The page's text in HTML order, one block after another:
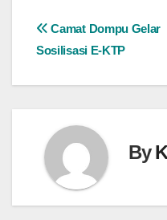
Navigasi
Camat Dompu Gelar
Sosilisasi E-KTP
By